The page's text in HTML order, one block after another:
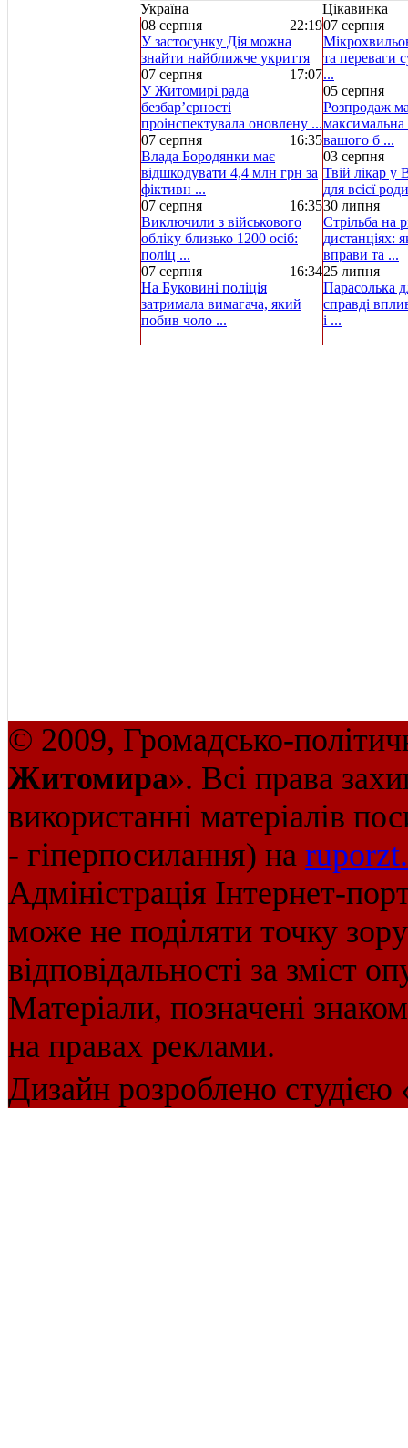
Україна
Цікавинка
08 серпня
22:19
У застосунку Дія можна
знайти найближче укриття
07 серпня
17:07
У Житомирі рада
безбар’єрності
проінспектувала оновлену ...
07 серпня
16:35
Влада Бородянки має
відшкодувати 4,4 млн грн за
фіктивн ...
07 серпня
16:35
Виключили з військового
обліку близько 1200 осіб:
поліц ...
07 серпня
16:34
На Буковині поліція
затримала вимагача, який
побив чоло ...
07 серпня
та переваги
...
05 серпня
Розпродаж
максимальна
вашого б ...
03 серпня
Твій лікар у
для всієї
30 липня
Стрільба на
дистанціях:
вправи та ...
25 липня
Парасолька
справді
і ...
© 2009, Громадсько-
Житомира». Всі права
використанні матеріалів
- гіперпосилання) на
Адміністрація Інтернет-
може не поділяти точку
відповідальності за зміст
Матеріали, позначені
на правах реклами.
Дизайн розроблено студією